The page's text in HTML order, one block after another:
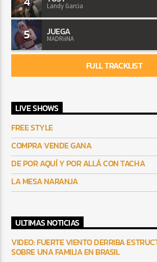
Landy Garcia
5 JUEGA
MADRiiNA
FULL TRACKLIST
LIVE SHOWS
FREE STYLE
COMPRA VENDE GANA
DE POR AQUÍ Y POR ALLÁ CON TACHA
LA MESA NARANJA
ULTIMAS NOTICIAS
VIDEO: FUERTE VIENTO DERRIBA
SOBRE UNA FAMILIA EN BRASIL